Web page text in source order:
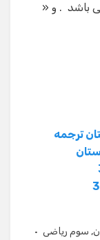
می باشد . و «
ترجمه
, سوم ریاضی